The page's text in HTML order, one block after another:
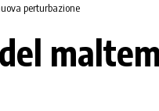
perturbazione